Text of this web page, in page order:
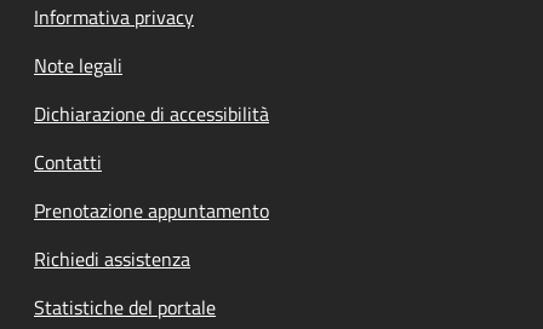
Informativa privacy
Note legali
Dichiarazione di accessibilità
Contatti
Prenotazione appuntamento
Richiedi assistenza
Statistiche del portale